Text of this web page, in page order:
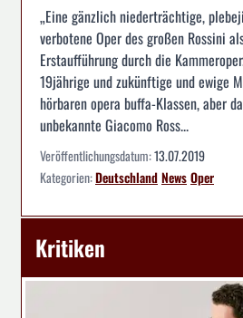
„Eine gänzlich niederträchtige,
verbotene Oper des großen Rossini
Erstaufführung durch die
19jährige und zukünftige und ewige
hörbaren opera buffa-Klassen, aber
unbekannte Giacomo Ross...
Veröffentlichungsdatum:13.07.2019
Kategorien:DeutschlandNewsOper
Kritiken